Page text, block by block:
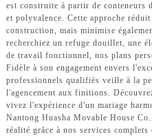
est construite à partir de conteneurs
et polyvalence. Cette approche
construction, mais minimise
recherchiez un refuge douillet, une
de travail fonctionnel, nos plans
Fidèle à son engagement envers
professionnels qualifiés veille à la
l'agencement aux finitions.
vivez l'expérience d'un mariage
Nantong Huasha Movable House
réalité grâce à nos services